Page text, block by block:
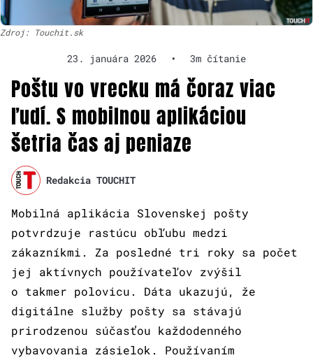
Zdroj: Touchit.sk
23. januára 2026 • 3m čítanie
Poštu vo vrecku má čoraz viac
ľudí. S mobilnou aplikáciou
šetria čas aj peniaze
Redakcia TOUCHIT
Mobilná aplikácia Slovenskej pošty
potvrdzuje rastúcu obľubu medzi
zákazníkmi. Za posledné tri roky sa počet
jej aktívnych používateľov zvýšil
o takmer polovicu. Dáta ukazujú, že
digitálne služby pošty sa stávajú
prirodzenou súčasťou každodenného
vybavovania zásielok. Používaním